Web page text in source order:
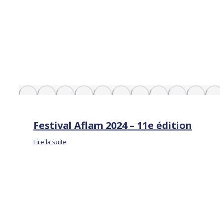
Festival Aflam 2024 – 11e édition
Lire la suite